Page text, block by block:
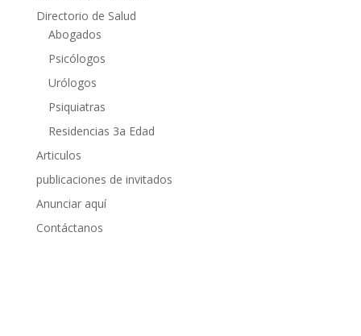
Directorio de Salud
Abogados
Psicólogos
Urólogos
Psiquiatras
Residencias 3a Edad
Articulos
publicaciones de invitados
Anunciar aquí
Contáctanos